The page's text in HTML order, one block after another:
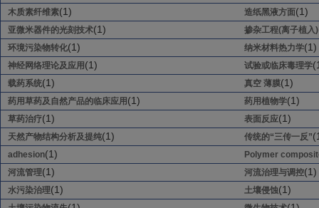
木质素纤维素(1) 造纸黑液方面(1)
亚微米器件的光刻技术(1) 掺杂工程(离子植入)
环境污染物转化(1) 纳米材料热力学(1)
神经网络理论及应用 (1) 试验或临床毒理学
载药系统(1) 真空 薄膜(1)
药用草药及自然产品的临床应用 (1) 药用植物学(1)
草药治疗(1) 表面反应(1)
天然产物结构分析及提纯(1) 传统的“三传一反”
adhesion(1)
Polymer
河流管理(1) 河流治理与调控(1)
水污染治理(1) 土壤侵蚀(1)